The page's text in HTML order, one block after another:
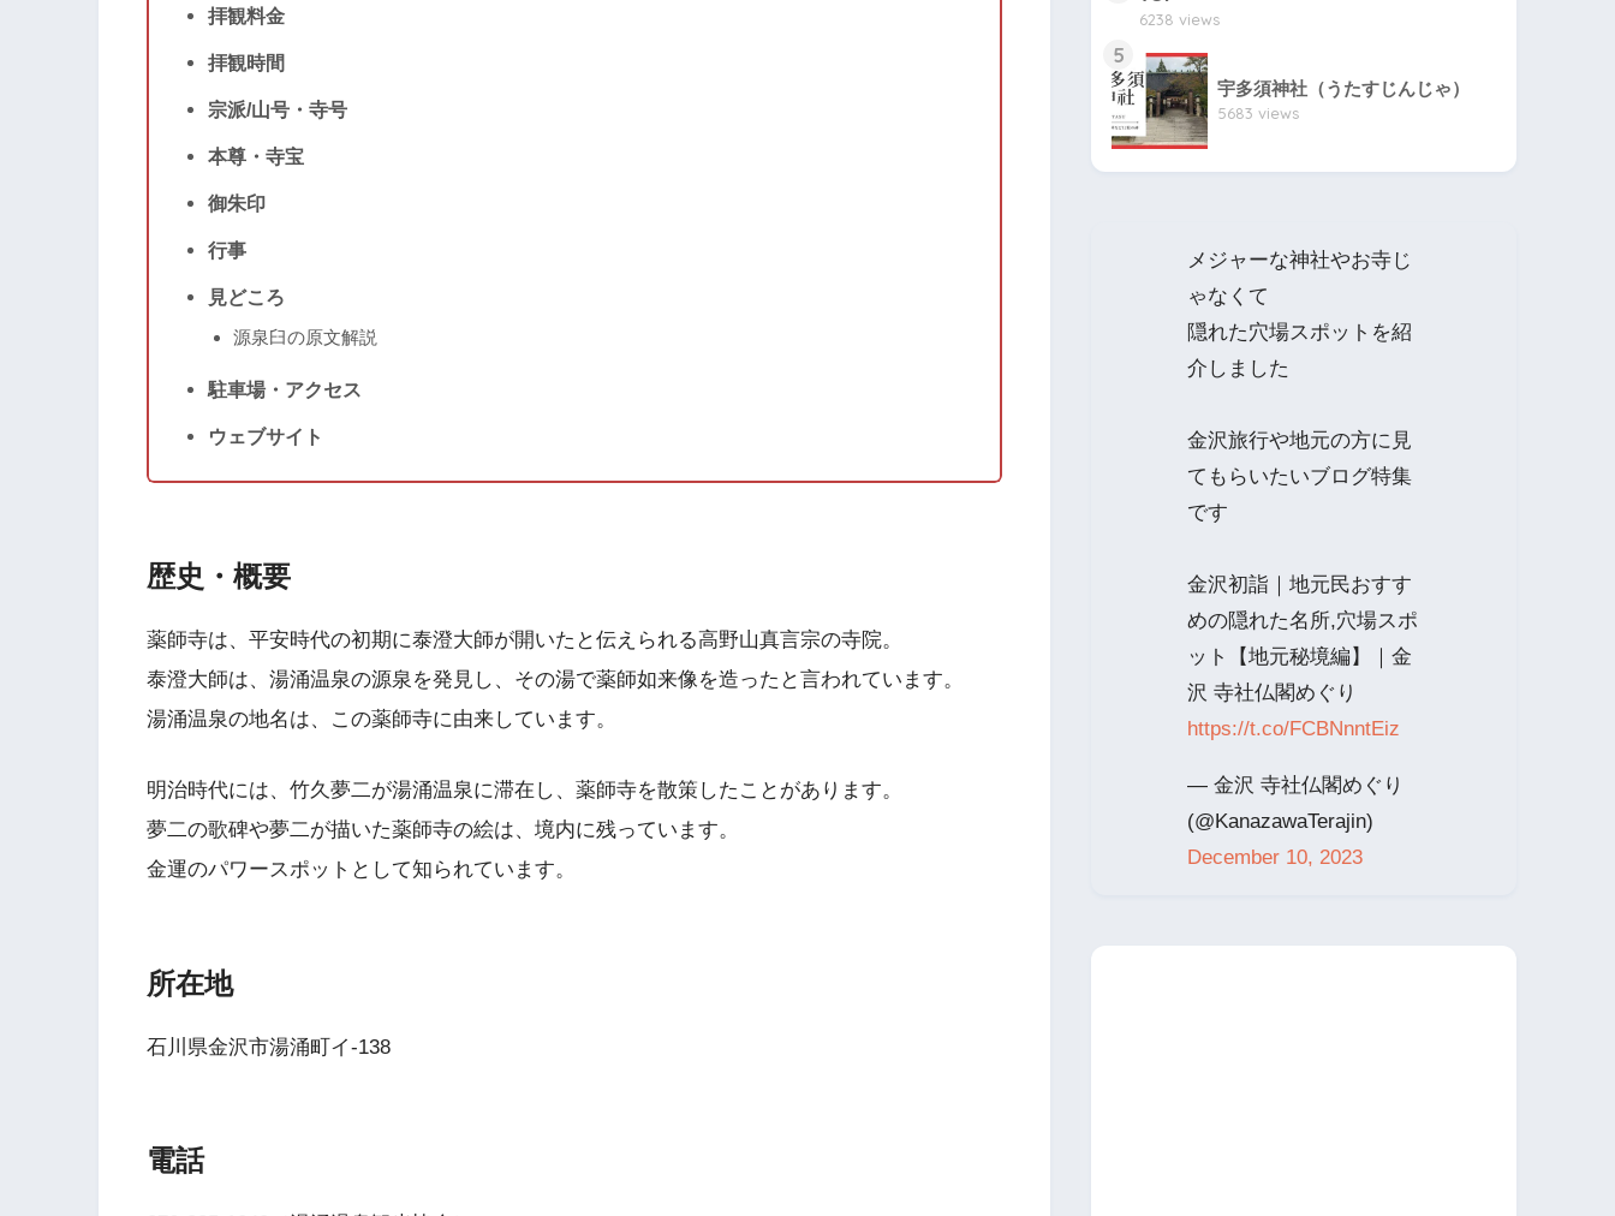
拝観料金
拝観時間
宗派/山号・寺号
本尊・寺宝
御朱印
行事
見どころ
源泉臼の原文解説
駐車場・アクセス
ウェブサイト
歴史・概要
薬師寺は、平安時代の初期に泰澄大師が開いたと伝えられる高野山真言宗の寺院。
泰澄大師は、湯涌温泉の源泉を発見し、その湯で薬師如来像を造ったと言われています。
湯涌温泉の地名は、この薬師寺に由来しています。
明治時代には、竹久夢二が湯涌温泉に滞在し、薬師寺を散策したことがあります。
夢二の歌碑や夢二が描いた薬師寺の絵は、境内に残っています。
金運のパワースポットとして知られています。
所在地
石川県金沢市湯涌町イ-138
電話
6238 views
5
宇多須神社（うたすじんじゃ）
5683 views
メジャーな神社やお寺じ
ゃなくて
隠れた穴場スポットを紹
介しました
金沢旅行や地元の方に見
てもらいたいブログ特集
です
金沢初詣｜地元民おすす
めの隠れた名所,穴場スポ
ット【地元秘境編】｜金
沢 寺社仏閣めぐり
https://t.co/FCBNnntEiz
— 金沢 寺社仏閣めぐり
(@KanazawaTerajin)
December 10, 2023